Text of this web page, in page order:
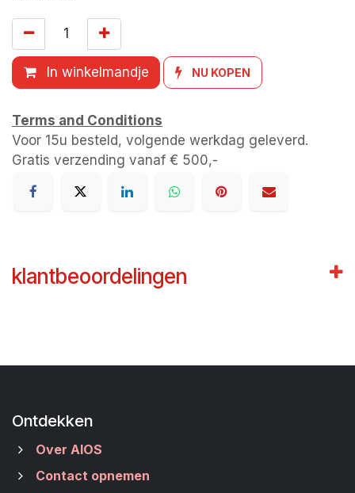
In winkelmandje NU KOPEN
Terms and Conditions
Voor 15u besteld, volgende werkdag geleverd.
Gratis verzending vanaf € 500,-
klantbeoordelingen
Ontdekken
Over AIOS
Contact opnemen